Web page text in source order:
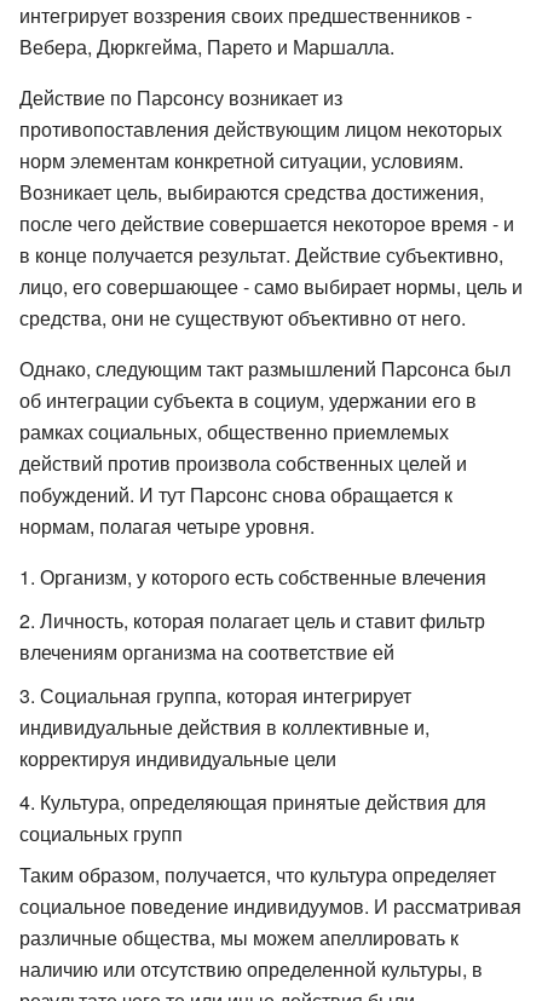
интегрирует воззрения своих предшественников -
Вебера, Дюркгейма, Парето и Маршалла.
Действие по Парсонсу возникает из
противопоставления действующим лицом некоторых
норм элементам конкретной ситуации, условиям.
Возникает цель, выбираются средства достижения,
после чего действие совершается некоторое время - и
в конце получается результат. Действие субъективно,
лицо, его совершающее - само выбирает нормы, цель и
средства, они не существуют объективно от него.
Однако, следующим такт размышлений Парсонса был
об интеграции субъекта в социум, удержании его в
рамках социальных, общественно приемлемых
действий против произвола собственных целей и
побуждений. И тут Парсонс снова обращается к
нормам, полагая четыре уровня.
Организм, у которого есть собственные влечения
Личность, которая полагает цель и ставит фильтр
влечениям организма на соответствие ей
Социальная группа, которая интегрирует
индивидуальные действия в коллективные и,
корректируя индивидуальные цели
Культура, определяющая принятые действия для
социальных групп
Таким образом, получается, что культура определяет
социальное поведение индивидуумов. И рассматривая
различные общества, мы можем апеллировать к
наличию или отсутствию определенной культуры, в